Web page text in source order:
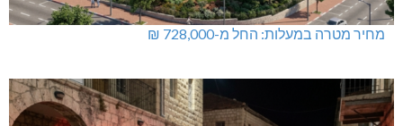
מחיר מטרה במעלות: החל מ-728,000 ₪